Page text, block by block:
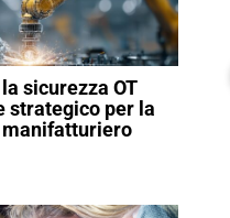
sicurezza OT
strategico per la